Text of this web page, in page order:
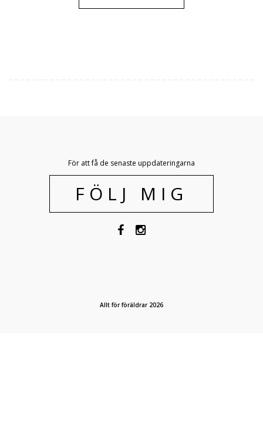
För att få de senaste uppdateringarna
FÖLJ MIG
Allt för föräldrar 2026